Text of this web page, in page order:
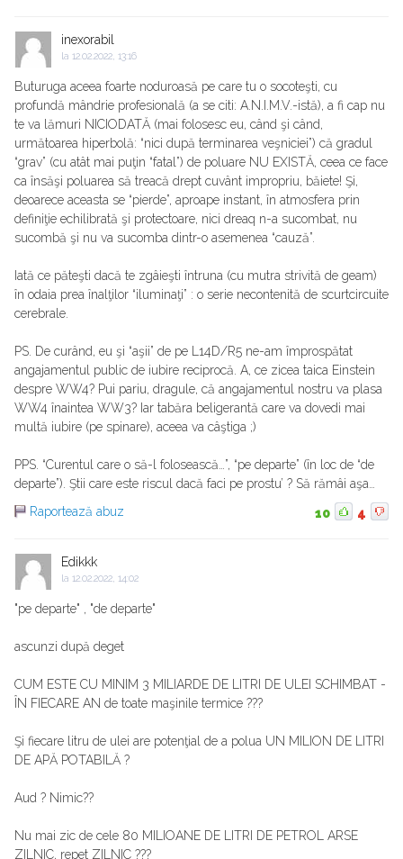
inexorabil
la 12.02.2022, 13:16
Buturuga aceea foarte noduroasă pe care tu o socoteşti, cu
profundă mândrie profesională (a se citi: A.N.I.M.V.-istă), a fi cap nu
te va lămuri NICIODATĂ (mai folosesc eu, când şi când,
următoarea hiperbolă: “nici după terminarea veşniciei”) că gradul
“grav” (cu atât mai puţin “fatal”) de poluare NU EXISTĂ, ceea ce face
ca însăşi poluarea să treacă drept cuvânt impropriu, băiete! Şi,
deoarece aceasta se “pierde”, aproape instant, în atmosfera prin
definiţie echilibrată şi protectoare, nici dreaq n-a sucombat, nu
sucombă şi nu va sucomba dintr-o asemenea “cauză”.
Iată ce păteşti dacă te zgâieşti întruna (cu mutra strivită de geam)
în odaia prea înalţilor “iluminaţi” : o serie necontenită de scurtcircuite
cerebrale.
PS. De curând, eu şi “aşii” de pe L14D/R5 ne-am împrospătat
angajamentul public de iubire reciprocă. A, ce zicea taica Einstein
despre WW4? Pui pariu, dragule, că angajamentul nostru va plasa
WW4 înaintea WW3? Iar tabăra beligerantă care va dovedi mai
multă iubire (pe spinare), aceea va câştiga ;)
PPS. “Curentul care o să-l folosească…”, “pe departe” (în loc de “de
departe”). Ştii care este riscul dacă faci pe prostu’ ? Să rămâi aşa…
Raportează abuz
10 4
Edikkk
la 12.02.2022, 14:02
"pe departe" , "de departe"
ascunzi după deget
CUM ESTE CU MINIM 3 MILIARDE DE LITRI DE ULEI SCHIMBAT -
ÎN FIECARE AN de toate maşinile termice ???
Şi fiecare litru de ulei are potenţial de a polua UN MILION DE LITRI
DE APĂ POTABILĂ ?
Aud ? Nimic??
Nu mai zic de cele 80 MILIOANE DE LITRI DE PETROL ARSE
ZILNIC, repet ZILNIC ???